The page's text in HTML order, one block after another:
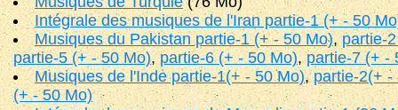
Intégrale des musiques de l'Iran partie-1 (+ - 50
Musiques du Pakistan partie-1 (+ - 50 Mo),partie-
partie-5 (+ - 50 Mo),partie-6 (+ - 50 Mo),partie-7 (+ -
Musiques de l'Inde partie-1(+ - 50 Mo),partie-2(+ -
(+ - 50 Mo)